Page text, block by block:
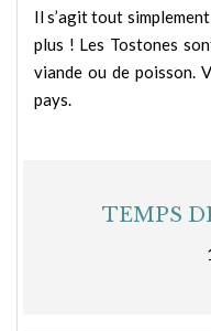
Il s’agit tout
plus ! Les Tostones
viande ou de poisson.
pays.
TEMPS